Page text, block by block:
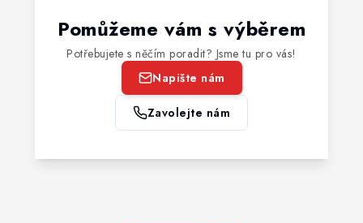
Pomůžeme vám s výběrem
Potřebujete s něčím poradit? Jsme tu pro vás!
Napište nám
Zavolejte nám